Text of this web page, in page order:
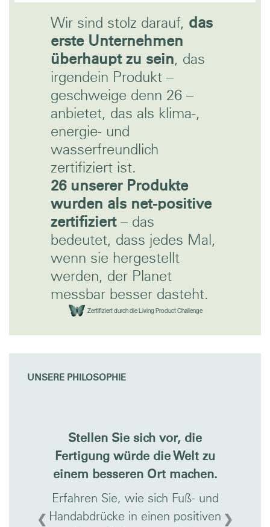
Wir sind stolz darauf, das
erste Unternehmen
überhaupt zu sein, das
irgendein Produkt –
geschweige denn 26 –
anbietet, das als klima-,
energie- und
wasserfreundlich
zertifiziert ist.
26 unserer Produkte
wurden als net-positive
zertifiziert– das
bedeutet, dass jedes Mal,
wenn sie hergestellt
werden, der Planet
messbar besser dasteht.
Zertifiziert durch die Living Product Challenge
UNSERE PHILOSOPHIE
Stellen Sie sich vor, die
Fertigung würde die Welt zu
einem besseren Ort machen.
Erfahren Sie, wie sich Fuß- und
Handabdrücke in einen positiven
❮ ❯